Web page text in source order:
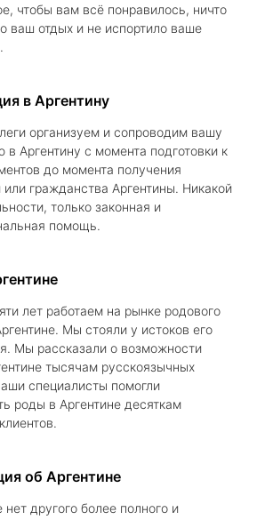
чтобы вам всё понравилось, ничто
ваш отдых и не испортило ваше
в Аргентину
организуем и сопроводим вашу
в Аргентину с момента подготовки к
до момента получения
или гражданства Аргентины. Никакой
только законная и
помощь.
лет работаем на рынке родового
Мы стояли у истоков его
Мы рассказали о возможности
тысячам русскоязычных
специалисты помогли
роды в Аргентине десяткам
об Аргентине
нет другого более полного и